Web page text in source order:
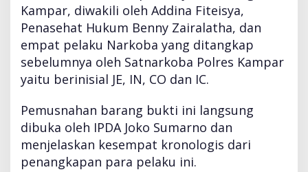
a
r
i
P
e
l
k
u
Kampar, diwakili oleh Addina Fiteisya,
Penasehat Hukum Benny Zairalatha, dan
empat pelaku Narkoba yang ditangkap
sebelumnya oleh Satnarkoba Polres Kampar
yaitu berinisial JE, IN, CO dan IC.
Pemusnahan barang bukti ini langsung
dibuka oleh IPDA Joko Sumarno dan
menjelaskan kesempat kronologis dari
penangkapan para pelaku ini.